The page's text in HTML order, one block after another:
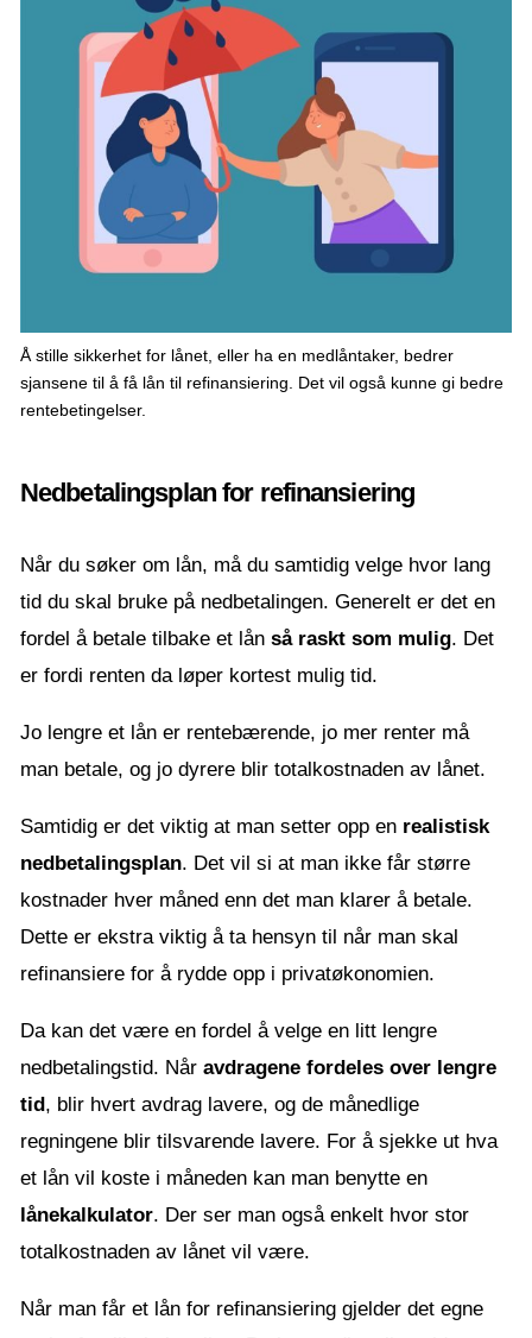
Å stille sikkerhet for lånet, eller ha en medlåntaker, bedrer
sjansene til å få lån til refinansiering. Det vil også kunne gi bedre
rentebetingelser.
Nedbetalingsplan for refinansiering
Når du søker om lån, må du samtidig velge hvor lang
tid du skal bruke på nedbetalingen. Generelt er det en
fordel å betale tilbake et lån så raskt som mulig. Det
er fordi renten da løper kortest mulig tid.
Jo lengre et lån er rentebærende, jo mer renter må
man betale, og jo dyrere blir totalkostnaden av lånet.
Samtidig er det viktig at man setter opp en realistisk
nedbetalingsplan. Det vil si at man ikke får større
kostnader hver måned enn det man klarer å betale.
Dette er ekstra viktig å ta hensyn til når man skal
refinansiere for å rydde opp i privatøkonomien.
Da kan det være en fordel å velge en litt lengre
nedbetalingstid. Når avdragene fordeles over lengre
tid , blir hvert avdrag lavere, og de månedlige
regningene blir tilsvarende lavere. For å sjekke ut hva
et lån vil koste i måneden kan man benytte en
lånekalkulator. Der ser man også enkelt hvor stor
totalkostnaden av lånet vil være.
Når man får et lån for refinansiering gjelder det egne